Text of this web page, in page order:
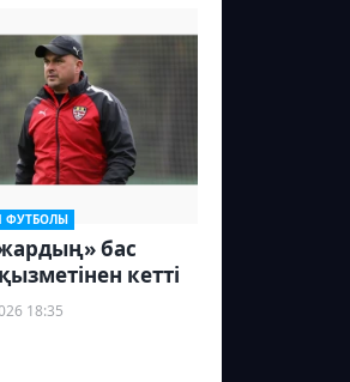
ФУТБОЛЫ
бас
кетті
18:35